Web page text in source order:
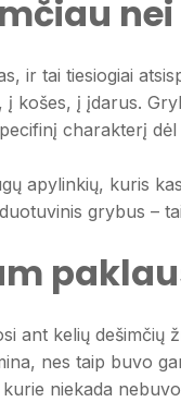
ir tai tiesiogiai
į košes, į įdarus.
charakterį dėl
apylinkių, kuris
grybus –
ant kelių dešimčių
nes taip buvo
niekada